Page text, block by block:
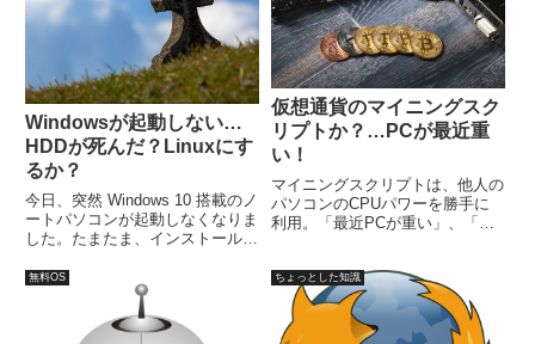
Windowsが起動しない…
HDDが死んだ？Linuxにす
るか？
今日、突然 Windows 10 搭載のノ
ートパソコンが起動しなくなりま
した。たまたま、インストール作
リブートしてしまいました。前兆
がほとんどなかったのですが、4
年弱になりますので、そろそろ危
険ではありました。...
仮想通貨のマイニングスク
リプトか？…PCが最近重
い！
マイニングスクリプトは、他人の
パソコンのCPUパワーを勝手に
利用。「最近PCが重い」、「フ
能等で防止！「minerBlock」は、
WEBに仕込まれたマイニングス
クリプトをブロックする拡張機
能。
無料OS ちょっとした知識